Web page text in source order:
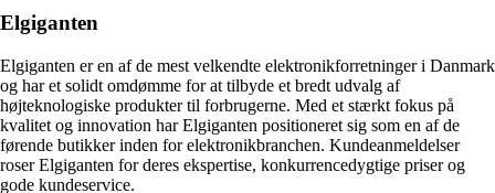
Elgiganten
Elgiganten er en af de mest velkendte elektronikforretninger i Danmark
og har et solidt omdømme for at tilbyde et bredt udvalg af
højteknologiske produkter til forbrugerne. Med et stærkt fokus på
kvalitet og innovation har Elgiganten positioneret sig som en af de
førende butikker inden for elektronikbranchen. Kundeanmeldelser
roser Elgiganten for deres ekspertise, konkurrencedygtige priser og
gode kundeservice.